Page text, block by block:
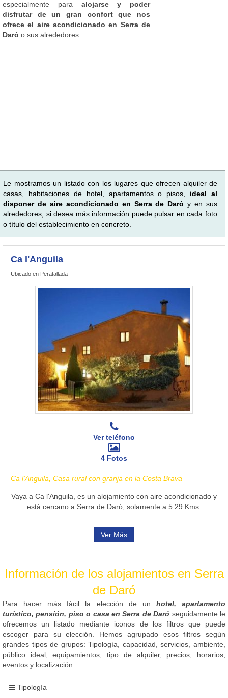
especialmente para alojarse y poder
disfrutar de un gran confort que nos
ofrece el aire acondicionado en Serra de
Daró o sus alrededores.
Le mostramos un listado con los lugares que ofrecen alquiler de
casas, habitaciones de hotel, apartamentos o pisos, ideal al
disponer de aire acondicionado en Serra de Daró y en sus
alrededores, si desea más información puede pulsar en cada foto
o título del establecimiento en concreto.
Ca l'Anguila
Ubicado en Peratallada
Ver teléfono
4 Fotos
Ca l'Anguila, Casa rural con granja en la Costa Brava
Vaya a Ca l'Anguila, es un alojamiento con aire acondicionado y
está cercano a Serra de Daró, solamente a 5.29 Kms.
Ver Más
Información de los alojamientos en Serra
de Daró
Para hacer más fácil la elección de un hotel, apartamento
turístico, pensión, piso o casa en Serra de Daró seguidamente le
ofrecemos un listado mediante iconos de los filtros que puede
escoger para su elección. Hemos agrupado esos filtros según
grandes tipos de grupos: Tipología, capacidad, servicios, ambiente,
público ideal, equipamientos, tipo de alquiler, precios, horarios,
eventos y localización.
Tipología